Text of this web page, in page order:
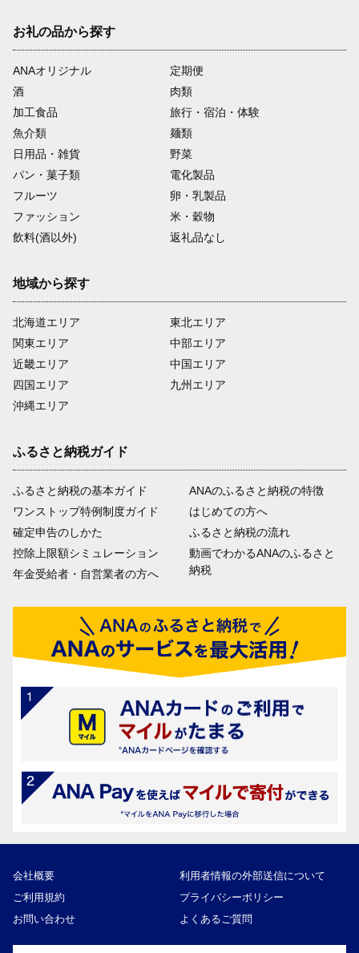
お礼の品から探す
ANAオリジナル
定期便
酒
肉類
加工食品
旅行・宿泊・体験
魚介類
麺類
日用品・雑貨
野菜
パン・菓子類
電化製品
フルーツ
卵・乳製品
ファッション
米・穀物
飲料(酒以外)
返礼品なし
地域から探す
北海道エリア
関東エリア
近畿エリア
四国エリア
沖縄エリア
東北エリア
中部エリア
中国エリア
九州エリア
ふるさと納税ガイド
ふるさと納税の基本ガイド
ワンストップ特例制度ガイド
確定申告のしかた
控除上限額シミュレーション
年金受給者・自営業者の方へ
ANAのふるさと納税の特徴
はじめての方へ
ふるさと納税の流れ
動画でわかるANAのふるさと
納税
会社概要
利用者情報の外部送信について
ご利用規約
プライバシーポリシー
お問い合わせ
よくあるご質問